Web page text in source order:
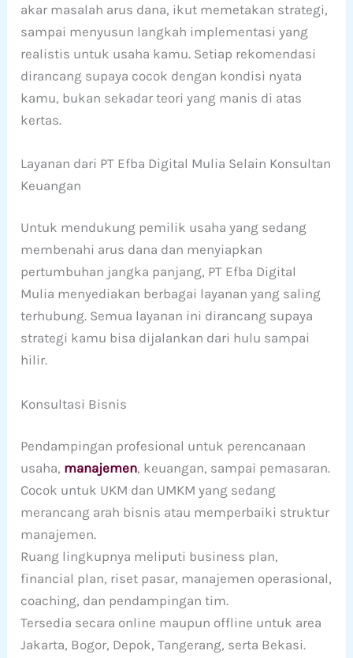
akar masalah arus dana, ikut memetakan strategi,
sampai menyusun langkah implementasi yang
realistis untuk usaha kamu. Setiap rekomendasi
dirancang supaya cocok dengan kondisi nyata
kamu, bukan sekadar teori yang manis di atas
kertas.
Layanan dari PT Efba Digital Mulia Selain Konsultan
Keuangan
Untuk mendukung pemilik usaha yang sedang
membenahi arus dana dan menyiapkan
pertumbuhan jangka panjang, PT Efba Digital
Mulia menyediakan berbagai layanan yang saling
terhubung. Semua layanan ini dirancang supaya
strategi kamu bisa dijalankan dari hulu sampai
hilir.
Konsultasi Bisnis
Pendampingan profesional untuk perencanaan
usaha, manajemen, keuangan, sampai pemasaran.
Cocok untuk UKM dan UMKM yang sedang
merancang arah bisnis atau memperbaiki struktur
manajemen.
Ruang lingkupnya meliputi business plan,
financial plan, riset pasar, manajemen operasional,
coaching, dan pendampingan tim.
Tersedia secara online maupun offline untuk area
Jakarta, Bogor, Depok, Tangerang, serta Bekasi.